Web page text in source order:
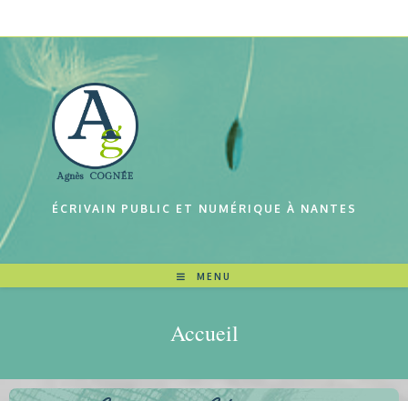
ÉCRIVAIN PUBLIC ET NUMÉRIQUE À NANTES
MENU
Accueil